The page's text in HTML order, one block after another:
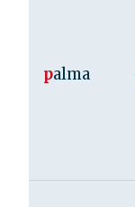
palma